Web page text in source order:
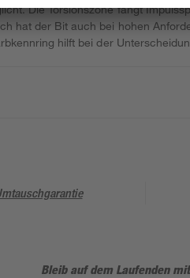
Die Torsionszone fängt
hat der Bit auch bei hohen
hilft bei der
Bleib auf dem Laufenden